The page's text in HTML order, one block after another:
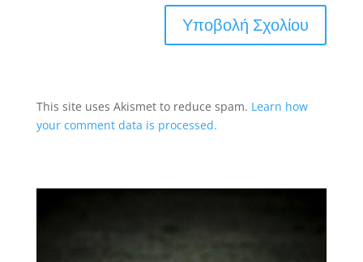
This site uses Akismet to reduce spam. Learn how
your comment data is processed.